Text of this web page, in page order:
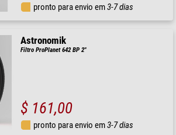
pronto para envio em3-7 dias
Astronomik
Filtro ProPlanet 642 BP 2"
$ 161,00
pronto para envio em3-7 dias